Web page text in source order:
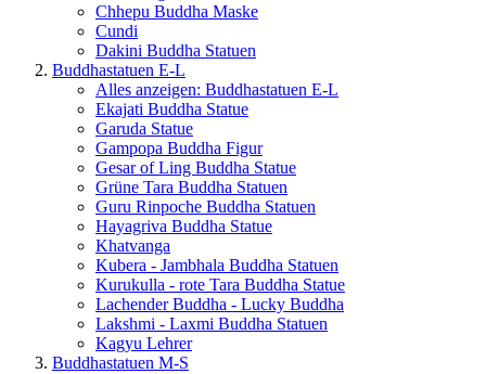
Chhepu Buddha Maske
Cundi
Dakini Buddha Statuen
Buddhastatuen E-L
Alles anzeigen: Buddhastatuen E-L
Ekajati Buddha Statue
Garuda Statue
Gampopa Buddha Figur
Gesar of Ling Buddha Statue
Grüne Tara Buddha Statuen
Guru Rinpoche Buddha Statuen
Hayagriva Buddha Statue
Khatvanga
Kubera - Jambhala Buddha Statuen
Kurukulla - rote Tara Buddha Statue
Lachender Buddha - Lucky Buddha
Lakshmi - Laxmi Buddha Statuen
Kagyu Lehrer
Buddhastatuen M-S